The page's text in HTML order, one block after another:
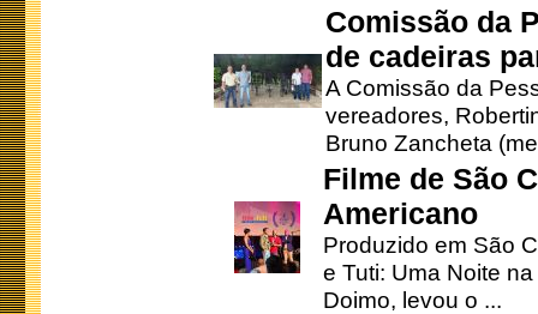
Comissão da
de cadeiras
A Comissão da
vereadores,
Bruno Zancheta
Filme de São
Americano
Produzido em São
e Tuti: Uma Noite
Doimo, levou o ...